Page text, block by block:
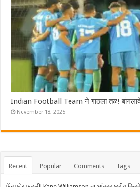
Indian Football Team ने गाठला तळ!
November 18, 2025
Recent Popular Comments Tags